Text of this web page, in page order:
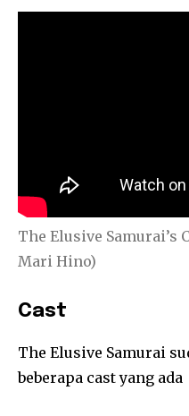
The Elusive Samurai’s
Mari Hino)
Cast
The Elusive Samurai
beberapa cast yang ada